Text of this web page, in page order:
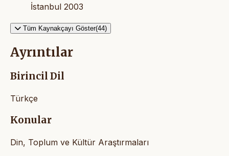
İstanbul 2003
Tüm Kaynakçayı Göster(44)
Ayrıntılar
Birincil Dil
Türkçe
Konular
Din, Toplum ve Kültür Araştırmaları